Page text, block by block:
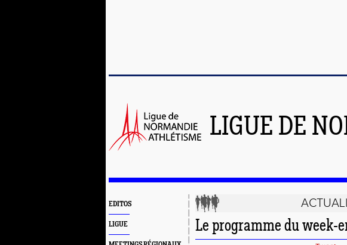
LIGUE DE
EDITOS
LIGUE Le programme du week-